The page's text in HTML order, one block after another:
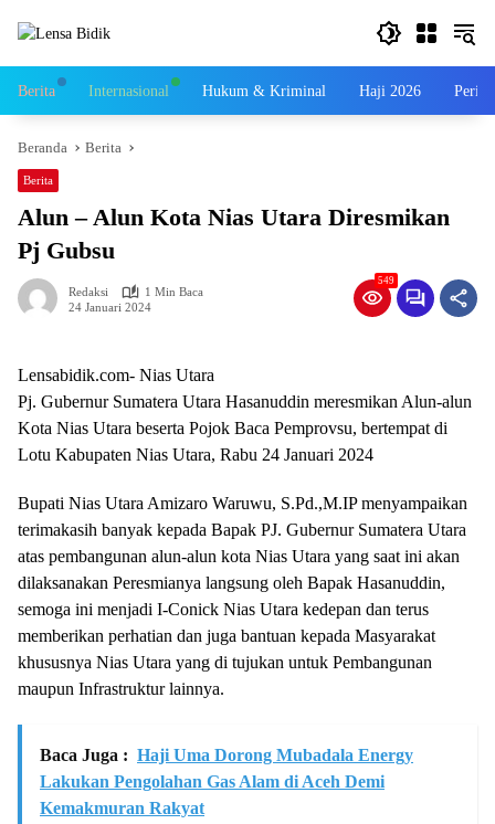
Berita Internasional Hukum & Kriminal Haji 2026
Beranda Berita
Berita
Alun – Alun Kota Nias Utara Diresmikan
Pj Gubsu
Redaksi
1 Min Baca
24 Januari 2024
549
Lensabidik.com- Nias Utara
Pj. Gubernur Sumatera Utara Hasanuddin meresmikan Alun-alun
Kota Nias Utara beserta Pojok Baca Pemprovsu, bertempat di
Lotu Kabupaten Nias Utara, Rabu 24 Januari 2024
Bupati Nias Utara Amizaro Waruwu, S.Pd.,M.IP menyampaikan
terimakasih banyak kepada Bapak PJ. Gubernur Sumatera Utara
atas pembangunan alun-alun kota Nias Utara yang saat ini akan
dilaksanakan Peresmianya langsung oleh Bapak Hasanuddin,
semoga ini menjadi I-Conick Nias Utara kedepan dan terus
memberikan perhatian dan juga bantuan kepada Masyarakat
khususnya Nias Utara yang di tujukan untuk Pembangunan
maupun Infrastruktur lainnya.
Baca Juga : Haji Uma Dorong Mubadala Energy
Lakukan Pengolahan Gas Alam di Aceh Demi
Kemakmuran Rakyat